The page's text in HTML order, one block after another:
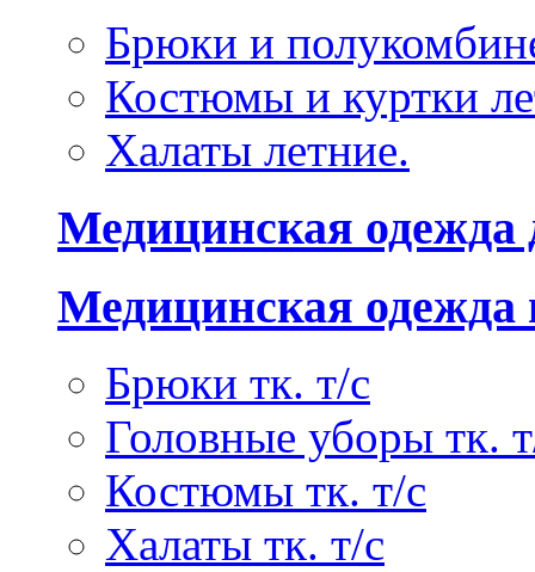
Брюки и
Костюмы и куртки
Халаты летние.
Медицинская
Медицинская одежда
Брюки тк. т/с
Головные уборы тк.
Костюмы тк. т/с
Халаты тк. т/с